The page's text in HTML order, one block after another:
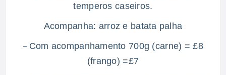
temperos caseiros.
Acompanha: arroz e batata palha
– Com acompanhamento 700g (carne) = £8
(frango) =£7